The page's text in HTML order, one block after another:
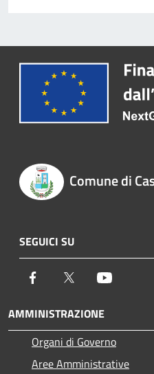
Comune di
SEGUICI SU
Facebook Twitter
AMMINISTRAZIONE
Organi di Governo
Aree Amministrative